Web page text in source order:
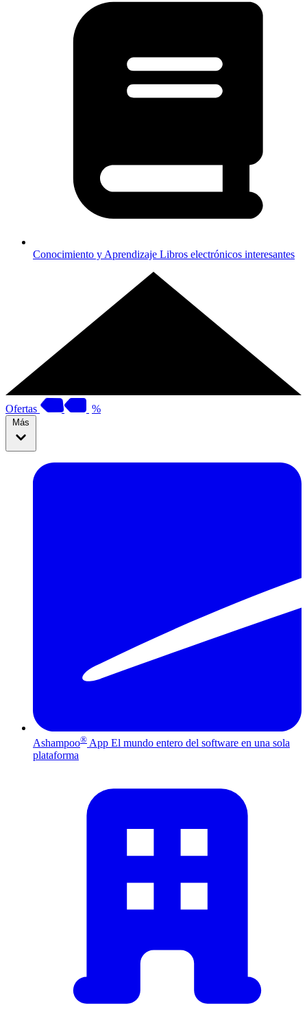
Conocimiento y Aprendizaje Libros electrónicos interesantes
Ofertas %
Más
Ashampoo® App El mundo entero del software en una sola
plataforma